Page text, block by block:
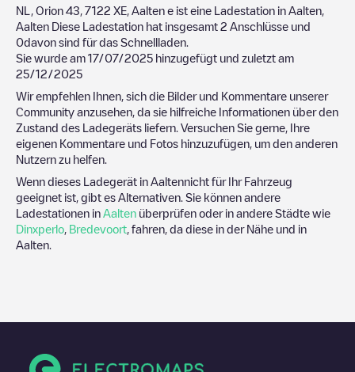
NL, Orion 43, 7122 XE, Aalten e ist eine Ladestation in Aalten
Aalten Diese Ladestation hat insgesamt 2 Anschlüsse und
0davon sind für das Schnellladen.
Sie wurde am 17/07/2025 hinzugefügt und zuletzt am
25/12/2025
Wir empfehlen Ihnen, sich die Bilder und Kommentare unserer
Community anzusehen, da sie hilfreiche Informationen über den
Zustand des Ladegeräts liefern. Versuchen Sie gerne, Ihre
eigenen Kommentare und Fotos hinzuzufügen, um den anderen
Nutzern zu helfen.
Wenn dieses Ladegerät in Aaltennicht für Ihr Fahrzeug
geeignet ist, gibt es Alternativen. Sie können andere
Ladestationen in Aalten überprüfen oder in andere Städte wie
Dinxperlo Bredevoort , fahren, da diese in der Nähe und in
Aalten